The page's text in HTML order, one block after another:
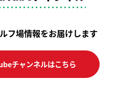
フ場情報をお届けします
チャンネルはこちら